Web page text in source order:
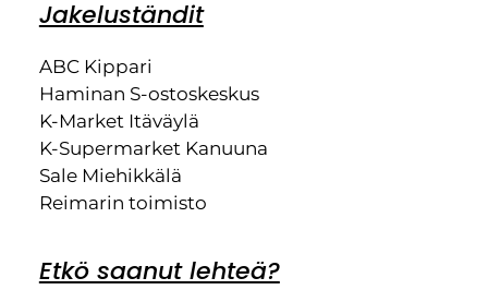
Jakeluständit
ABC Kippari
Haminan S-ostoskeskus
K-Market Itäväylä
K-Supermarket Kanuuna
Sale Miehikkälä
Reimarin toimisto
Etkö saanut lehteä?